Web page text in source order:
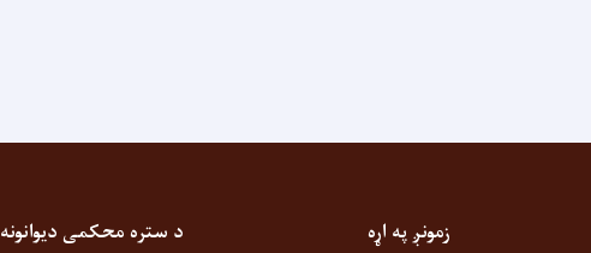
زمونږ په اړه د ستره محکمی دیوانونه